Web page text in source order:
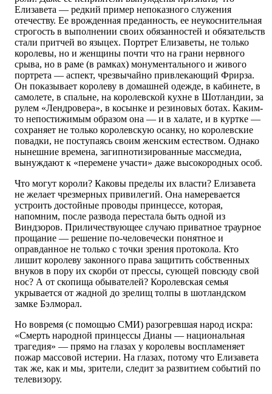
Елизавета — редкий пример непоказного служения
отечеству. Ее врожденная преданность, ее неукоснительная
строгость в выполнении своих обязанностей и обязательств
стали притчей во языцех. Портрет Елизаветы, не только
королевы, но и женщины почти что на грани нервного
срыва, но в раме (в рамках) монументального и живого
портрета — аспект, чрезвычайно привлекающий Фрирза.
Он показывает королеву в домашней одежде, в кабинете, в
самолете, в спальне, на королевской кухне в Шотландии, за
рулем «Лендровера», в косынке и резиновых ботах. Каким-
то непостижимым образом она — и в халате, и в куртке —
сохраняет не только королевскую осанку, но королевские
повадки, не поступаясь своим женским естеством. Однако
нынешние времена, загипнотизированные массмедиа,
вынуждают к «перемене участи» даже высокородных особ.
Что могут короли? Каковы пределы их власти? Елизавета
не желает чрезмерных привилегий. Она намеревается
устроить достойные проводы принцессе, которая,
напомним, после развода перестала быть одной из
Виндзоров. Приличествующее случаю приватное траурное
прощание — решение по-человечески понятное и
оправданное не только с точки зрения протокола. Кто
лишит королеву законного права защитить собственных
внуков в пору их скорби от прессы, сующей повсюду свой
нос? А от скопища обывателей? Королевская семья
укрывается от жадной до зрелищ толпы в шотландском
замке Бэлморал.
Но вовремя (с помощью СМИ) разогревшая народ искра:
«Смерть народной принцессы Дианы — национальная
трагедия» — прямо на глазах у королевы воспламеняет
пожар массовой истерии. На глазах, потому что Елизавета
так же, как и мы, зрители, следит за развитием событий по
телевизору.